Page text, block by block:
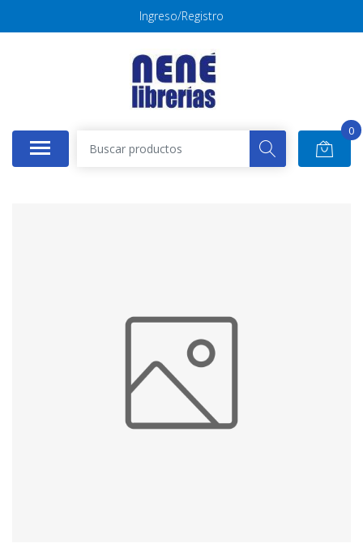
Ingreso/Registro
0